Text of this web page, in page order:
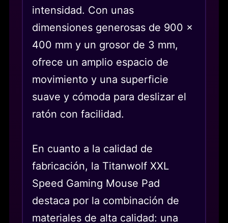
intensidad. Con unas
dimensiones generosas de 900 x
400 mm y un grosor de 3 mm,
ofrece un amplio espacio de
movimiento y una superficie
suave y cómoda para deslizar el
ratón con facilidad.
En cuanto a la calidad de
fabricación, la Titanwolf XXL
Speed Gaming Mouse Pad
destaca por la combinación de
materiales de alta calidad: una